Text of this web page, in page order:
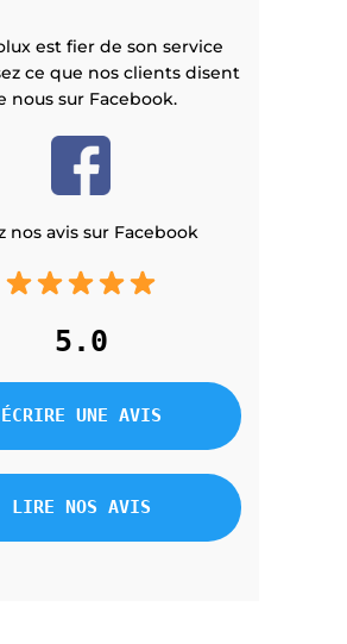
est fier de son service
ce que nos clients disent
nous sur Facebook.
nos avis sur Facebook
5.0
ÉCRIRE UNE AVIS
LIRE NOS AVIS